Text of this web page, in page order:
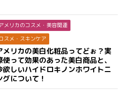
メリカのコスメ・美容関連
スメ・スキンケア
メリカの美白化粧品ってどぉ？実
使って効果のあった美白商品と、
欲しいハイドロキノンホワイトニ
グについて！